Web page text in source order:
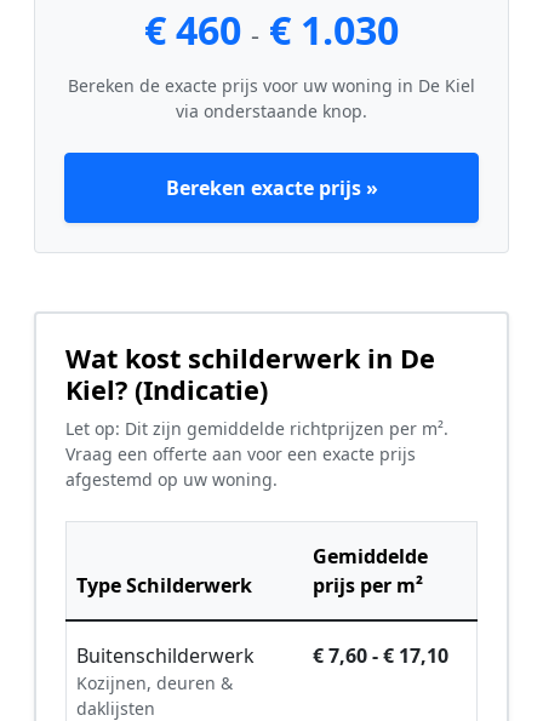
€ 460 - € 1.030
Bereken de exacte prijs voor uw woning in De Kiel
via onderstaande knop.
Bereken exacte prijs »
Wat kost schilderwerk in De
Kiel? (Indicatie)
Let op: Dit zijn gemiddelde richtprijzen per m².
Vraag een offerte aan voor een exacte prijs
afgestemd op uw woning.
Type Schilderwerk
Gemiddelde
prijs per m²
Buitenschilderwerk
Kozijnen, deuren &
daklijsten
€ 7,60 - € 17,10